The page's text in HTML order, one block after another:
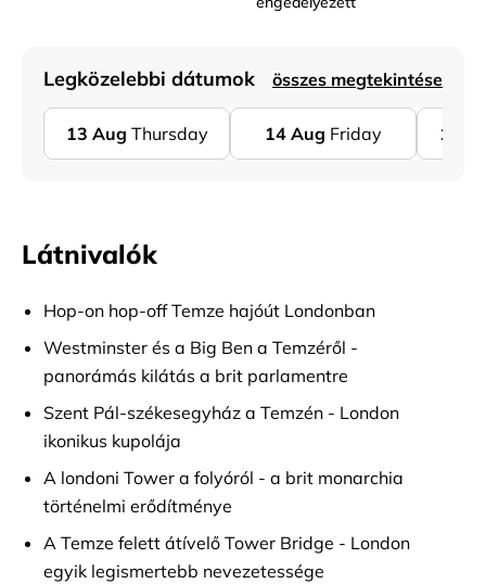
Legközelebbi dátumok összes megtekintése
13 Aug Thursday 14 Aug Friday 15
Látnivalók
Hop-on hop-off Temze hajóút Londonban
Westminster és a Big Ben a Temzéről -
panorámás kilátás a brit parlamentre
Szent Pál-székesegyház a Temzén - London
ikonikus kupolája
A londoni Tower a folyóról - a brit monarchia
történelmi erődítménye
A Temze felett átívelő Tower Bridge - London
egyik legismertebb nevezetessége